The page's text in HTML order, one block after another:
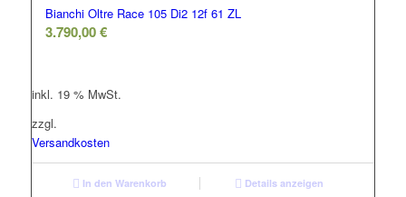
Bianchi Oltre Race 105 Di2 12f 61 ZL
3.790,00€
inkl. 19 % MwSt.
zzgl.
Versandkosten
In den Warenkorb Details anzeigen